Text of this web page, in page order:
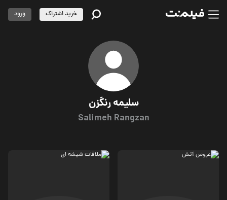
سلیمه رنگزن
Salimeh Rangzan
خرید اشتراک ورود